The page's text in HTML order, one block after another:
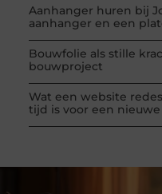
Aanhanger huren bij
aanhanger en een
Bouwfolie als stille
bouwproject
Wat een website
tijd is voor een